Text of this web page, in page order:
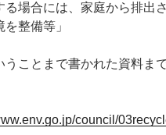
る場合には、家庭から排出
を整備等」
うことまで書かれた資料ま
council/